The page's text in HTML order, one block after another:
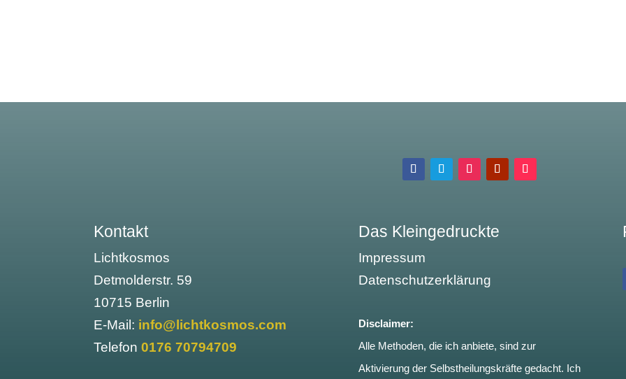
Kontakt
Lichtkosmos
Detmolderstr. 59
10715 Berlin
E-Mail: info@lichtkosmos.com
Telefon0176 70794709
Das Kleingedruckte
Impressum
Datenschutzerklärung
Disclaimer:
Alle Methoden, die ich anbiete, sind zur
Aktivierung der Selbstheilungskräfte gedacht. Ich